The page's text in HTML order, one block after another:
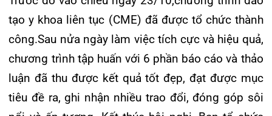
0225-3951 115
dakhoaquocte.hih@gmail.com
Lịch làm việc:
Khoa Khám bệnh theo yêu cầu:
Thứ 2 – Thứ 6: 06:00 – 20:00